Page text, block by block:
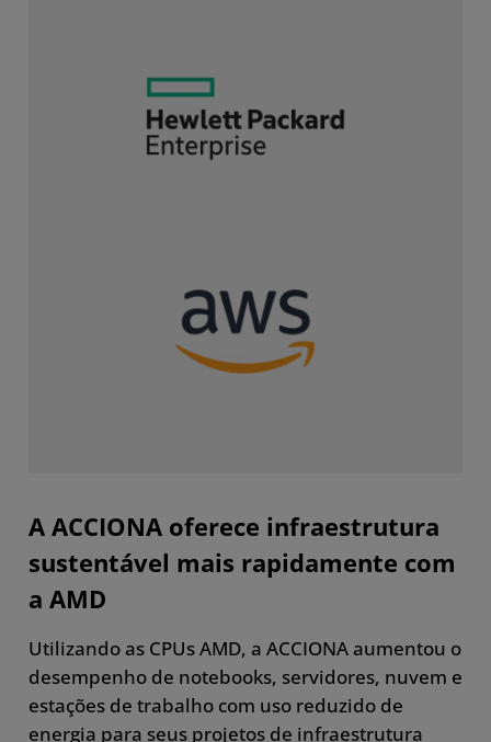
A ACCIONA oferece infraestrutura
sustentável mais rapidamente com
a AMD
Utilizando as CPUs AMD, a ACCIONA aumentou o
desempenho de notebooks, servidores, nuvem e
estações de trabalho com uso reduzido de
energia para seus projetos de infraestrutura